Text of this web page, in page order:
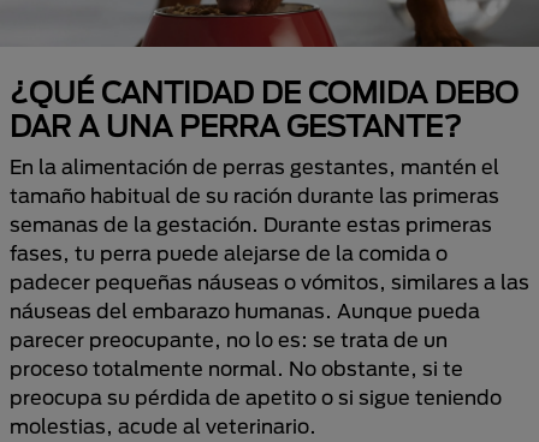
¿QUÉ CANTIDAD DE COMIDA DEBO
DAR A UNA PERRA GESTANTE?
En la alimentación de perras gestantes, mantén el
tamaño habitual de su ración durante las primeras
semanas de la gestación. Durante estas primeras
fases, tu perra puede alejarse de la comida o
padecer pequeñas náuseas o vómitos, similares a las
náuseas del embarazo humanas. Aunque pueda
parecer preocupante, no lo es: se trata de un
proceso totalmente normal. No obstante, si te
preocupa su pérdida de apetito o si sigue teniendo
molestias, acude al veterinario.